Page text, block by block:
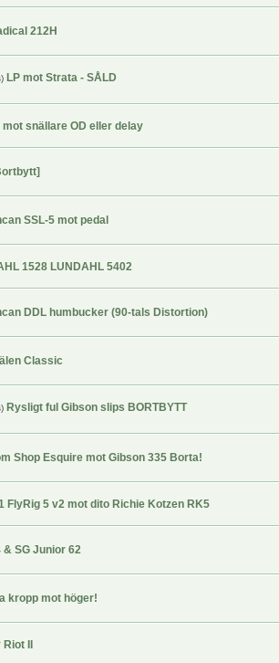
212H
LP mot Strata - SÅLD
mot snällare OD eller delay
SSL-5 mot pedal
1528 LUNDAHL 5402
DDL humbucker (90-tals Distortion)
Classic
Rysligt ful Gibson slips BORTBYTT
Shop Esquire mot Gibson 335 Borta!
FlyRig 5 v2 mot dito Richie Kotzen RK5
& SG Junior 62
kropp mot höger!
II